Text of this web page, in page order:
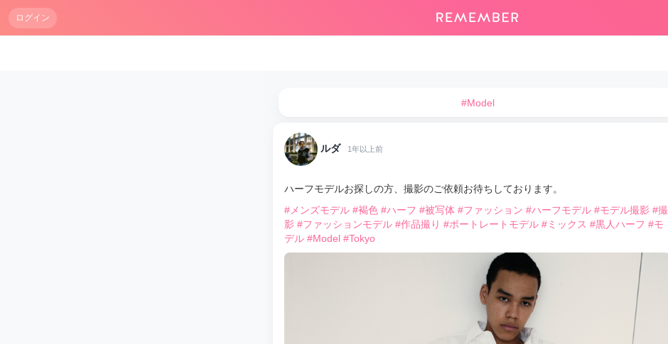
ログイン
#Model
ルダ 1年以上前
ハーフモデルお探しの方、撮影のご依頼お待ちしております。
#メンズモデル #褐色 #ハーフ #被写体 #ファッション #ハーフモデル #モデル撮影 #撮
影 #ファッションモデル #作品撮り #ポートレートモデル #ミックス #黒人ハーフ #モ
デル #Model #Tokyo